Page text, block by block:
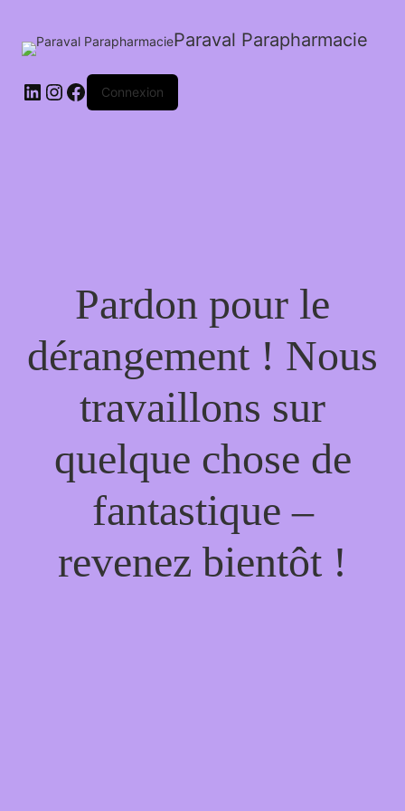
Paraval Parapharmacie
LinkedIn
Instagram
FacebookConnexion
Pardon pour le
dérangement ! Nous
travaillons sur
quelque chose de
fantastique –
revenez bientôt !